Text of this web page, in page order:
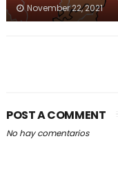
November 22, 2021
POST A COMMENT
No hay comentarios